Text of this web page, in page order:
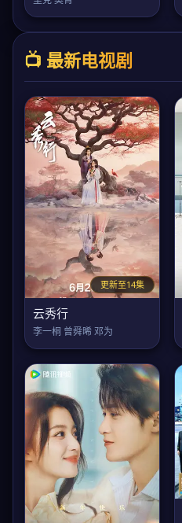
📺 最新电视剧
更新至14集
云秀行
李一桐 曾舜晞 邓为